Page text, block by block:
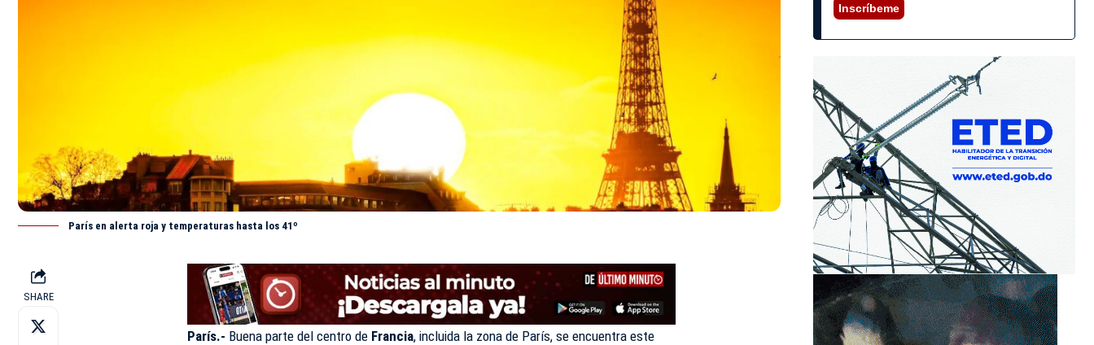
París en alerta roja y temperaturas hasta los 41º
SHARE
París.- Buena parte del centro de Francia, incluida la zona de París, se encuentra este
Inscríbeme